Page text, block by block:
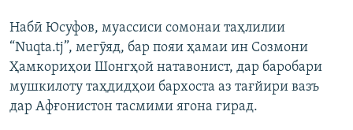
Набӣ Юсуфов, муассиси сомонаи таҳлилии
“Nuqta.tj”, мегӯяд, бар пояи ҳамаи ин Созмони
Ҳамкориҳои Шонгҳой натавонист, дар баробари
мушкилоту таҳдидҳои бархоста аз тағйири вазъ
дар Афғонистон тасмими ягона гирад.